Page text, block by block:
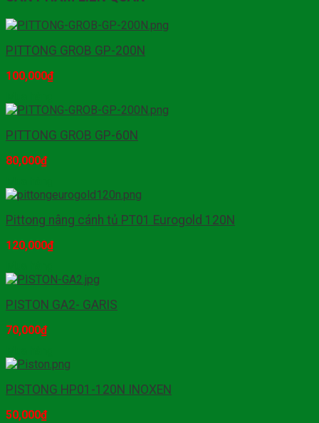
PITTONG GROB GP-200N
100,000₫
PITTONG GROB GP-60N
80,000₫
Pittong nâng cánh tủ PT01 Eurogold 120N
120,000₫
PISTON GA2- GARIS
70,000₫
PISTONG HP01-120N INOXEN
50,000₫